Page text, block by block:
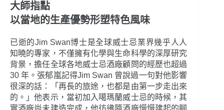
大師指點
以當地的生產優勢形塑特色風味
已逝的Jim Swan博士是全球威士忌業界幾乎人人
知曉的專家，不僅擁有化學與生命科學的深厚研究
背景，擔任全球各地威士忌酒廠顧問的經歷也超過
30 年。張郁嵐記得Jim Swan 曾說過一句對他影響
很深的話：「再長的旅途，也都是由第一步走出來
的。」他表示，當初加入噶瑪蘭威士忌的時候，其